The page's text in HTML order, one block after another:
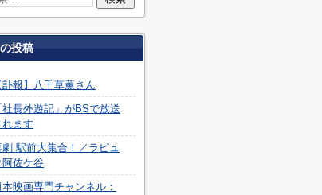
投稿
訃報】八千草薫さん
社長外遊記」がBSで放送
れます
劇 駅前大集合！／ラピュ
阿佐ケ谷
本映画専門チャンネル：